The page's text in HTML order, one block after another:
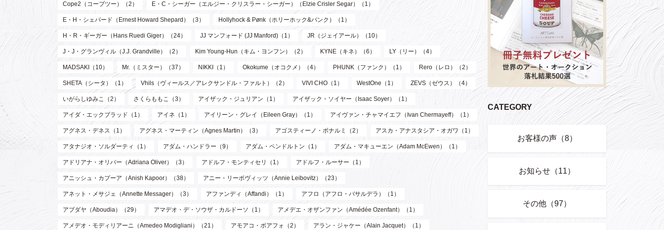
Cope2（コープツー）（2） E・C・シーガー（エルジー・クリスラー・シーガー）（Elzie Crisler Segar）（1）
E・H・シェパード（Ernest Howard Shepard）（3） Hollyhock & Pønk（ホリーホック&パンク）（1）
H・R・ギーガー（Hans Ruedi Giger）（24） JJ マンフォード (JJ Manford)（1） JR（ジェイアール）（10）
J・J・グランヴィル（J.J. Grandville）（2） Kim Young-Hun（キム・ヨンフン）（2） KYNE（キネ）（6） LY（リー）（4）
MADSAKI（10） Mr.（ミスター）（37） NIKKI（1） Okokume（オコクメ）（4） PHUNK（ファンク）（1） Rero（レロ）（2）
SHETA（シータ）（1） Vhils（ヴィールス／アレクサンドル・ファルト）（2） VIVI CHO（1） WestOne（1） ZEVS（ゼウス）（4）
いがらしゆみこ（2） さくらももこ（3） アイザック・ジュリアン（1） アイザック・ソイヤー（Isaac Soyer）（1）
アイダ・エックブラッド（1） アイネ（1） アイリーン・グレイ（Eileen Gray）（1） アイヴァン・チャマイエフ（Ivan Chermayeff）（1）
アグネス・デネス（1） アグネス・マーティン（Agnes Martin）（3） アゴスティーノ・ボナルミ（2） アスカ・アナスタシア・オガワ（1）
アタナジオ・ソルダーティ（1） アダム・ハンドラー（9） アダム・ペンドルトン（1） アダム・マキューエン（Adam McEwen）（1）
アドリアナ・オリバー（Adriana Oliver）（3） アドルフ・モンティセリ（1） アドルフ・ルーサー（1）
アニッシュ・カプーア（Anish Kapoor）（38） アニー・リーボヴィッツ（Annie Leibovitz）（23）
アネット・メサジェ（Annette Messager）（3） アファンディ（Affandi）（1） アフロ（アフロ・バサルデラ）（1）
アブダヤ（Aboudia）（29） アマデオ・デ・ソウザ・カルドーソ（1） アメデエ・オザンファン（Amédée Ozenfant）（1）
アメデオ・モディリアーニ（Amedeo Modigliani）（21） アモアコ・ボアフォ（2） アラン・ジャケー（Alain Jacquet）（1）
CATEGORY
お客様の声（8）
お知らせ（11）
その他（97）